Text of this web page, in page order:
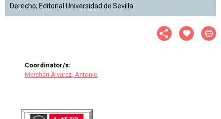
Derecho; Editorial Universidad de Sevilla
Coordinator/s:
Merchán Álvarez, Antonio